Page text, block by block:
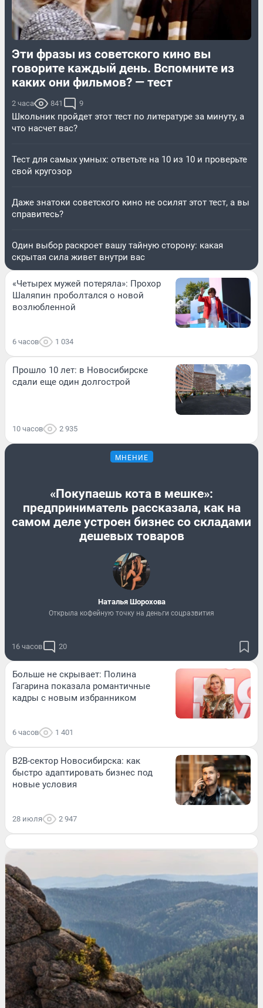
Эти фразы из советского кино вы
говорите каждый день. Вспомните из
каких они фильмов? — тест
2 часа 841 9
Школьник пройдет этот тест по литературе за минуту, а
что насчет вас?
Тест для самых умных: ответьте на 10 из 10 и проверьте
свой кругозор
Даже знатоки советского кино не осилят этот тест, а вы
справитесь?
Один выбор раскроет вашу тайную сторону: какая
скрытая сила живет внутри вас
«Четырех мужей потеряла»: Прохор
Шаляпин проболтался о новой
возлюбленной
6 часов 1 034
Прошло 10 лет: в Новосибирске
сдали еще один долгострой
10 часов 2 935
МНЕНИЕ
«Покупаешь кота в мешке»:
предприниматель рассказала, как на
самом деле устроен бизнес со складами
дешевых товаров
Наталья Шорохова
Открыла кофейную точку на деньги соцразвития
16 часов 20
Больше не скрывает: Полина
Гагарина показала романтичные
кадры с новым избранником
6 часов 1 401
B2B-сектор Новосибирска: как
быстро адаптировать бизнес под
новые условия
28 июля 2 947